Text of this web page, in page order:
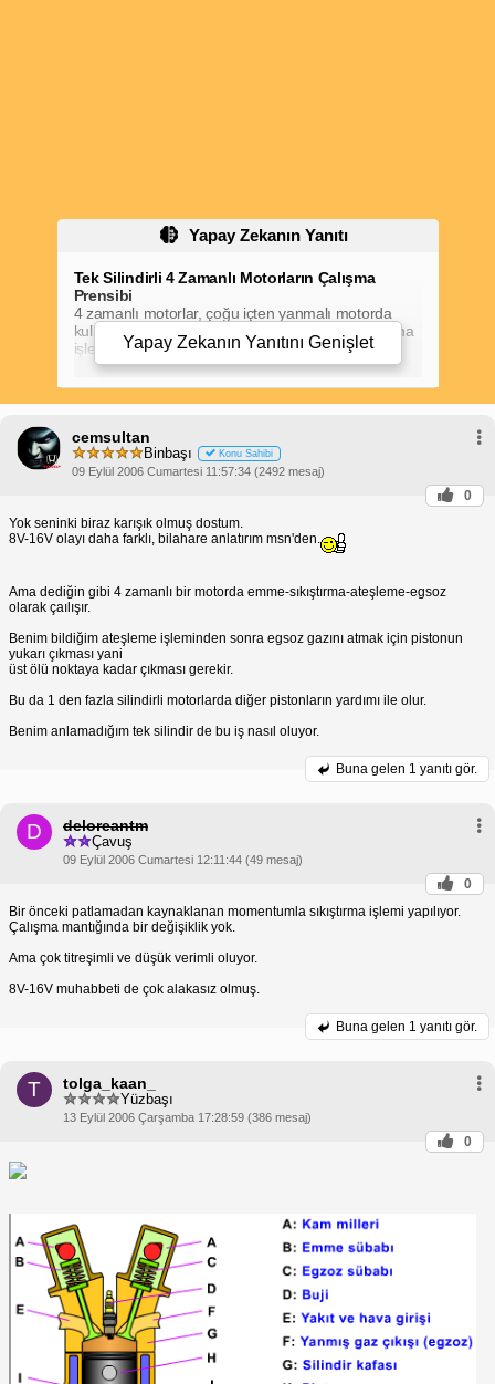
Yapay Zekanın Yanıtı
Tek Silindirli 4 Zamanlı Motorların Çalışma
Prensibi
4 zamanlı motorlar, çoğu içten yanmalı motorda
kullanılan bir tür motor tipidir. Bu motorlarda yanma
işlemi dört ayrı zaman veya darbe boyunca
gerçekleşir.
Tek Silindirli 4 Zamanlı Motor
Tek silindirli 4 zamanlı motorlar, tek bir silindire sahip
motorlardır. Bu zamanlar şunlardır:
1. Zaman: Emme DarbesiPiston aşağı doğru hareket
ederek silindirde vakum
manifoldundan silindire çekilmesine neden olur.
2. Zaman: Sıkıştırma DarbesiEmme valfi kapanır.
Sıkıştırma, karışımın sıcaklığını ve basıncını artırır.
3. Zaman: Güç Darbesi
karışımını ateşler.
Yanma sonucu oluşan gazlar, pistonu aşağı doğru
iterek krank milini döndürür ve motora güç sağlar.
4. Zaman: Egzoz DarbesiEgzoz valfi açılır.
Piston yukarı doğru hareket
ederek yanmış gazları egzoz manifolduna iter.
Egzoz gazları dışarı atılır ve döngü yeniden başlar.
Tek Zamanlı Motorlara Göre AvantajlarıDaha
yüksek verimlilik
Daha düşük emisyonlar
Daha uzun kullanım ömrü
Daha sessiz çalışma
Tek silindirli 4 zamanlı motorlar, çim biçme
makineleri, jeneratörler, motosikletler ve diğer küçük
uygulamalarda yaygın olarak kullanılmaktadır.
Yapay Zekanın Yanıtını Genişlet
cemsultan
Binbaşı Konu Sahibi
09 Eylül 2006 Cumartesi 11:57:34 (2492 mesaj)
0
Yok seninki biraz karışık olmuş dostum.
8V-16V olayı daha farklı, bilahare anlatırım msn'den.
Ama dediğin gibi 4 zamanlı bir motorda emme-sıkıştırma-ateşleme-egsoz
olarak çaılışır.
Benim bildiğim ateşleme işleminden sonra egsoz gazını atmak için pistonun
yukarı çıkması yani
üst ölü noktaya kadar çıkması gerekir.
Bu da 1 den fazla silindirli motorlarda diğer pistonların yardımı ile olur.
Benim anlamadığım tek silindir de bu iş nasıl oluyor.
Buna gelen 1 yanıtı gör.
D deloreantm
Çavuş
09 Eylül 2006 Cumartesi 12:11:44 (49 mesaj)
0
Bir önceki patlamadan kaynaklanan momentumla sıkıştırma işlemi yapılıyor.
Çalışma mantığında bir değişiklik yok.
Ama çok titreşimli ve düşük verimli oluyor.
8V-16V muhabbeti de çok alakasız olmuş.
Buna gelen 1 yanıtı gör.
T tolga_kaan_
Yüzbaşı
13 Eylül 2006 Çarşamba 17:28:59 (386 mesaj)
0